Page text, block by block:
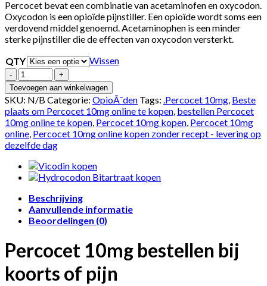
tot
€305.00
Percocet bevat een combinatie van acetaminofen en oxycodon.
Oxycodon is een opioïde pijnstiller. Een opioïde wordt soms een
verdovend middel genoemd. Acetaminophen is een minder
sterke pijnstiller die de effecten van oxycodon versterkt.
QTY
Wissen
Aantal
Toevoegen aan winkelwagen
SKU: N/B Categorie: OpioÃ¯den Tags: .Percocet 10mg, Beste
plaats om Percocet 10mg online te kopen, bestellen Percocet
10mg online te kopen, Percocet 10mg kopen, Percocet 10mg
online, Percocet 10mg online kopen zonder recept - levering op
dezelfde dag
Beschrijving
Aanvullende informatie
Beoordelingen (0)
Percocet 10mg bestellen bij
koorts of pijn